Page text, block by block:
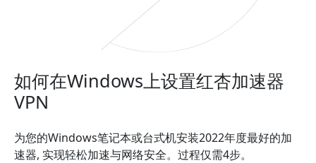
如何在Windows上设置红杏加速器
VPN
为您的Windows笔记本或台式机安装2022年度最好的加
速器, 实现轻松加速与网络安全。过程仅需4步。